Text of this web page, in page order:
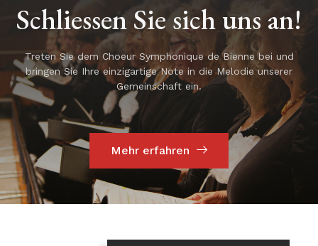
Schliessen Sie sich uns an!
Treten Sie dem Choeur Symphonique de Bienne bei und
bringen Sie Ihre einzigartige Note in die Melodie unserer
Gemeinschaft ein.
Mehr erfahren